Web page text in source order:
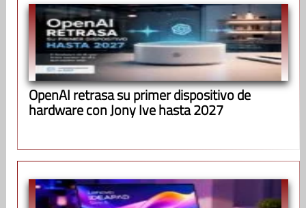
OpenAI retrasa su primer dispositivo de
hardware con Jony Ive hasta 2027